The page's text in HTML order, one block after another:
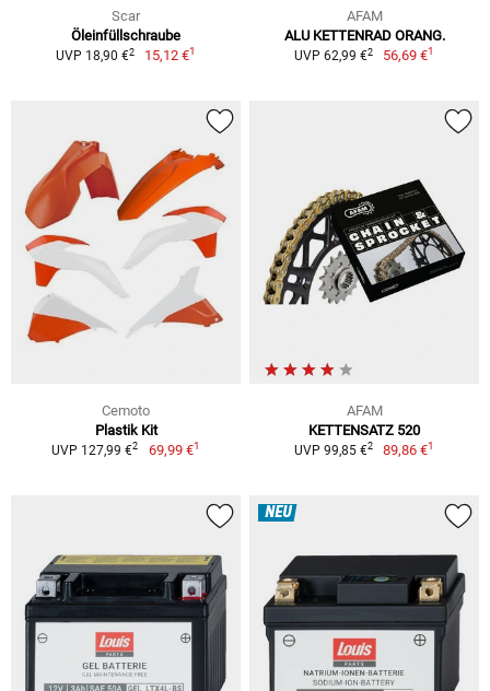
Scar
Öleinfüllschraube
UVP 18,90 €2 15,12 €1
AFAM
ALU KETTENRAD ORANG.
UVP 62,99 €2 56,69 €1
Cemoto
Plastik Kit
UVP 127,99 €2 69,99 €1
AFAM
KETTENSATZ 520
UVP 99,85 €2 89,86 €1
NEU